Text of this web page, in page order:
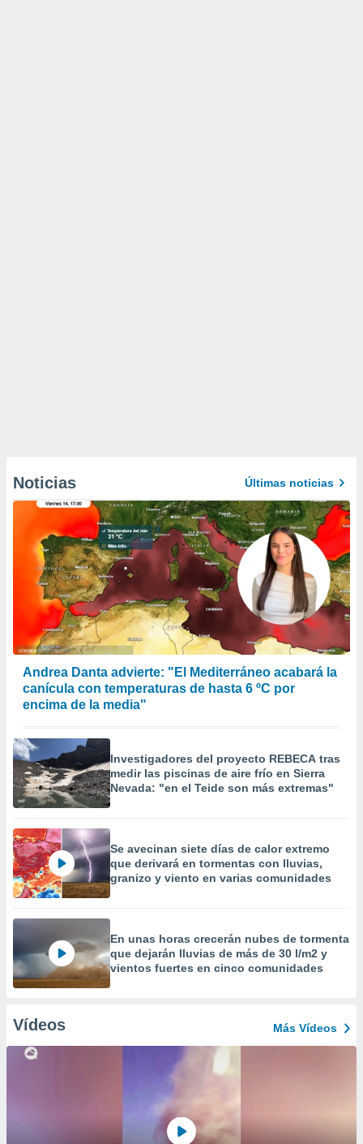
Noticias Últimas noticias
Andrea Danta advierte: "El Mediterráneo acabará la
canícula con temperaturas de hasta 6 ºC por
encima de la media"
Investigadores del proyecto REBECA tras
medir las piscinas de aire frío en Sierra
Nevada: "en el Teide son más extremas"
Se avecinan siete días de calor extremo
que derivará en tormentas con lluvias,
granizo y viento en varias comunidades
En unas horas crecerán nubes de tormenta
que dejarán lluvias de más de 30 l/m2 y
vientos fuertes en cinco comunidades
Vídeos Más Vídeos